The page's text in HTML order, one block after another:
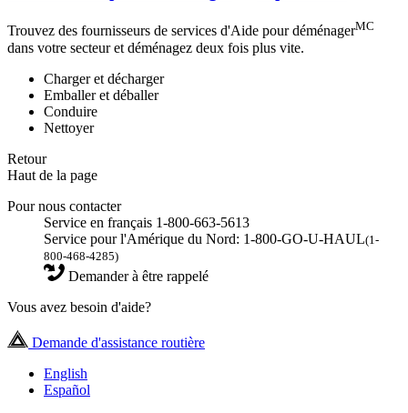
Trouvez des fournisseurs de services d'Aide pour déménagerMC
dans votre secteur et déménagez deux fois plus vite.
Charger et décharger
Emballer et déballer
Conduire
Nettoyer
Retour
Haut de la page
Pour nous contacter
Service en français 1-800-663-5613
Service pour l'Amérique du Nord: 1-800-GO-U-HAUL(1-
800-468-4285)
Demander à être rappelé
Vous avez besoin d'aide?
Demande d'assistance routière
English
Español